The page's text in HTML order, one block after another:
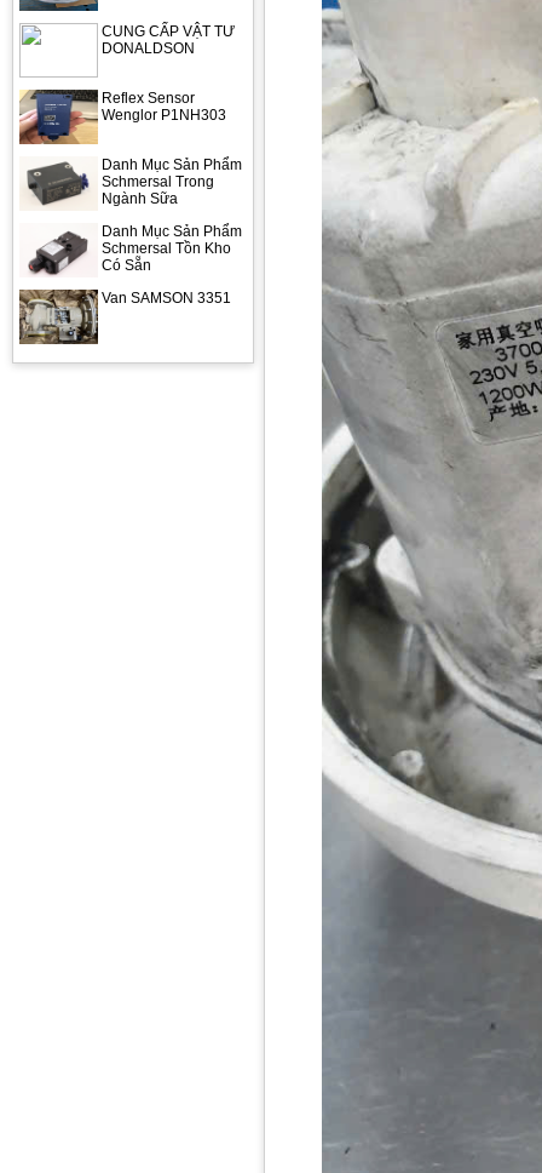
CUNG CẤP VẬT TƯ
DONALDSON
Reflex Sensor
Wenglor P1NH303
Danh Mục Sản Phẩm
Schmersal Trong
Ngành Sữa
Danh Mục Sản Phẩm
Schmersal Tồn Kho
Có Sẵn
Van SAMSON 3351